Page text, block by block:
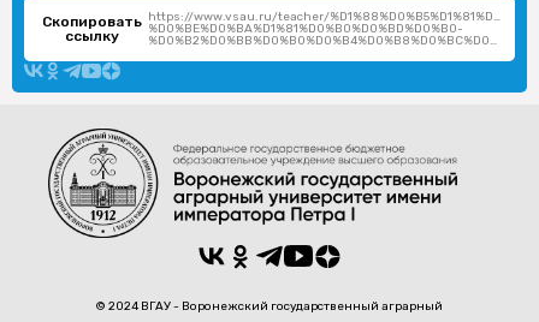
Скопировать
ссылку
https://www.vsau.ru/teacher/
%D0%BE%D0%BA%D1%81%D0%B0%D0%BD%D0%B0-
%D0%B2%D0%BB%D0%B0%D0%B4%D0%B8%D0%BC%D0%B8%D1%80%D0%BE%D0%B2%D0%BD%D0%B0/
© 2024 ВГАУ - Воронежский государственный аграрный